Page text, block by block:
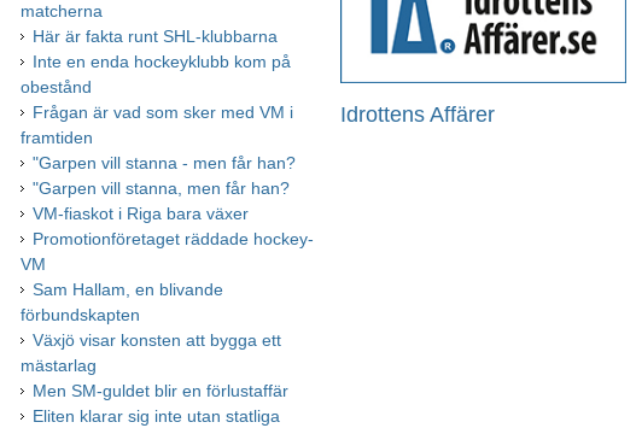
Idrottens Affärer
matcherna
Här är fakta runt SHL-klubbarna
Inte en enda hockeyklubb kom på
obestånd
Frågan är vad som sker med VM i
framtiden
"Garpen vill stanna - men får han?
"Garpen vill stanna, men får han?
VM-fiaskot i Riga bara växer
Promotionföretaget räddade hockey-
VM
Sam Hallam, en blivande
förbundskapten
Växjö visar konsten att bygga ett
mästarlag
Men SM-guldet blir en förlustaffär
Eliten klarar sig inte utan statliga